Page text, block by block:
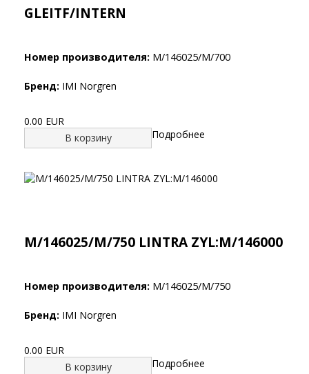
GLEITF/INTERN
Номер производителя: M/146025/M/700
Бренд: IMI Norgren
0.00 EUR
В корзину
Подробнее
M/146025/M/750 LINTRA ZYL:M/146000
Номер производителя: M/146025/M/750
Бренд: IMI Norgren
0.00 EUR
В корзину
Подробнее